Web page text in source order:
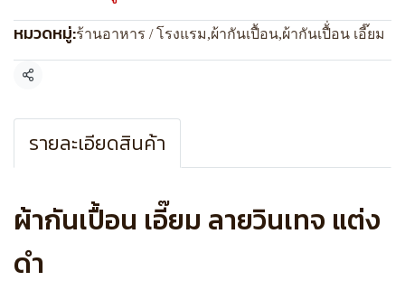
หมวดหมู่:ร้านอาหาร / โรงแรม,ผ้ากันเปื้อน,ผ้ากันเปื้่อน เอี๊ยม
แชร์
รายละเอียดสินค้า
ผ้ากันเปื้อน เอี๊ยม ลายวินเทจ แต่ง
ดำ